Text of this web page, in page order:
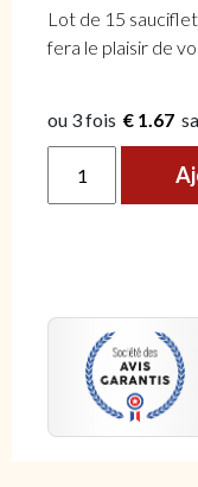
Lot de 15
fera le plaisir de
€ 1.67